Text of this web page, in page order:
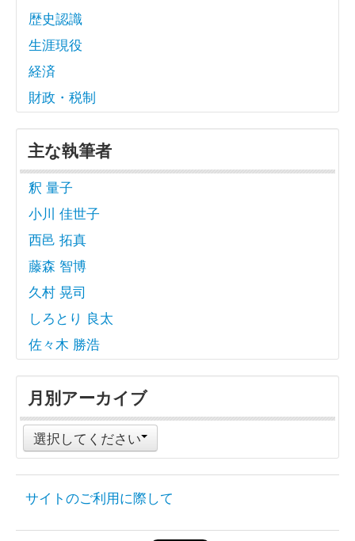
歴史認識
生涯現役
経済
財政・税制
主な執筆者
釈 量子
小川 佳世子
西邑 拓真
藤森 智博
久村 晃司
しろとり 良太
佐々木 勝浩
月別アーカイブ
選択してください
サイトのご利用に際して